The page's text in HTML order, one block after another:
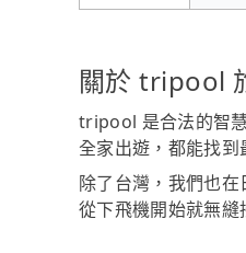
關於 tripool
tripool 是合法的智
全家出遊，都能找到
除了台灣，我們也
從下飛機開始就無縫